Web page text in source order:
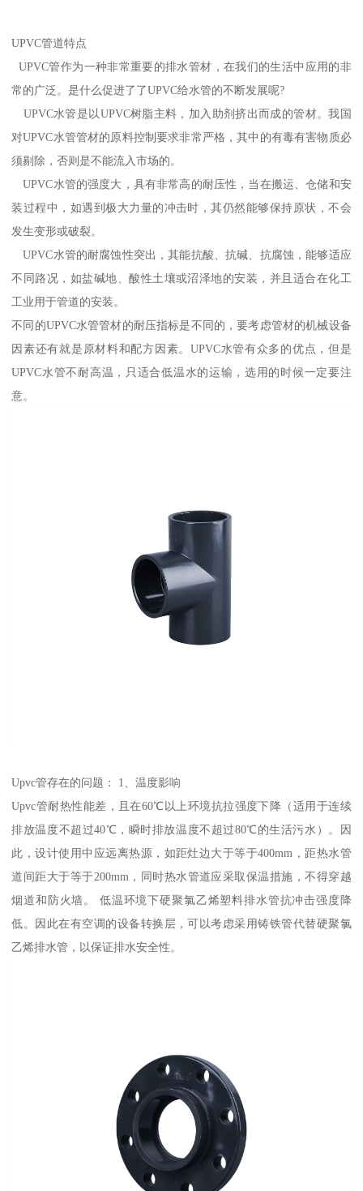
UPVC管道特点
UPVC管作为一种非常重要的排水管材，在我们的生活中应用的非
常的广泛。是什么促进了了UPVC给水管的不断发展呢?
UPVC水管是以UPVC树脂主料，加入助剂挤出而成的管材。我国
对UPVC水管管材的原料控制要求非常严格，其中的有毒有害物质必
须剔除，否则是不能流入市场的。
UPVC水管的强度大，具有非常高的耐压性，当在搬运、仓储和安
装过程中，如遇到极大力量的冲击时，其仍然能够保持原状，不会
发生变形或破裂。
UPVC水管的耐腐蚀性突出，其能抗酸、抗碱、抗腐蚀，能够适应
不同路况，如盐碱地、酸性土壤或沼泽地的安装，并且适合在化工
工业用于管道的安装。
不同的UPVC水管管材的耐压指标是不同的，要考虑管材的机械设备
因素还有就是原材料和配方因素。UPVC水管有众多的优点，但是
UPVC水管不耐高温，只适合低温水的运输，选用的时候一定要注
意。
Upvc管存在的问题： 1、温度影响
Upvc管耐热性能差，且在60℃以上环境抗拉强度下降（适用于连续
排放温度不超过40℃，瞬时排放温度不超过80℃的生活污水）。因
此，设计使用中应远离热源，如距灶边大于等于400mm，距热水管
道间距大于等于200mm，同时热水管道应采取保温措施，不得穿越
烟道和防火墙。 低温环境下硬聚氯乙烯塑料排水管抗冲击强度降
低。因此在有空调的设备转换层，可以考虑采用铸铁管代替硬聚氯
乙烯排水管，以保证排水安全性。